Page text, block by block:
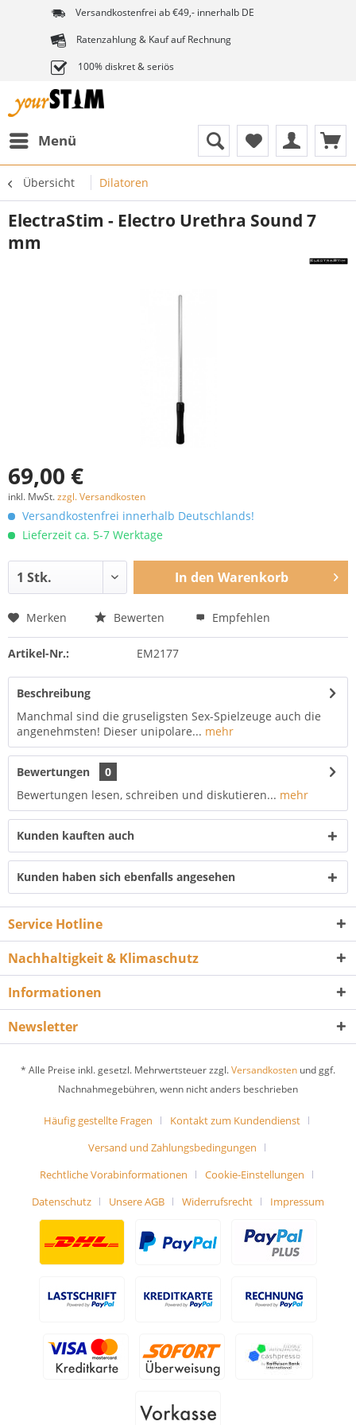
Versandkostenfrei ab €49,- innerhalb DE
Ratenzahlung & Kauf auf Rechnung
100% diskret & seriös
Menü
Übersicht Dilatoren
ElectraStim - Electro Urethra Sound 7
mm
69,00 €
inkl. MwSt.zzgl. Versandkosten
Versandkostenfrei innerhalb Deutschlands!
Lieferzeit ca. 5-7 Werktage
In den Warenkorb
Merken Bewerten Empfehlen
Artikel-Nr.: EM2177
Beschreibung
Manchmal sind die gruseligsten Sex-Spielzeuge auch die
angenehmsten! Dieser unipolare... mehr
Bewertungen
0
Bewertungen lesen, schreiben und diskutieren... mehr
Kunden kauften auch
Kunden haben sich ebenfalls angesehen
Service Hotline
Nachhaltigkeit & Klimaschutz
Informationen
Newsletter
* Alle Preise inkl. gesetzl. Mehrwertsteuer zzgl.Versandkosten und ggf.
Nachnahmegebühren, wenn nicht anders beschrieben
Häufig gestellte Fragen
Kontakt zum Kundendienst
Versand und Zahlungsbedingungen
Rechtliche Vorabinformationen
Cookie-Einstellungen
Datenschutz
Unsere AGB Widerrufsrecht Impressum